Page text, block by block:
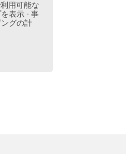
用可能な
表示 - 事
グの計